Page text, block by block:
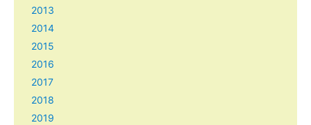
2013
2014
2015
2016
2017
2018
2019